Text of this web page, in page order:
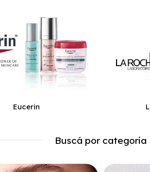
Eucerin
Buscá por categoria